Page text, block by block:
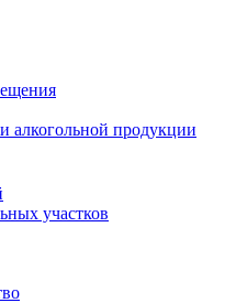
алкогольной продукции
участков